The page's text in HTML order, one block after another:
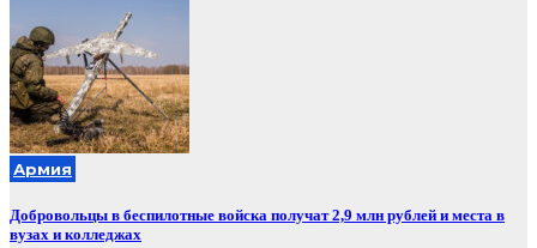
Армия
Добровольцы в беспилотные войска получат 2,9 млн рублей и места в
вузах и колледжах